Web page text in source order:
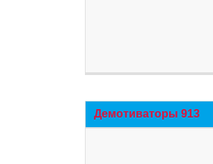
Демотиваторы 913